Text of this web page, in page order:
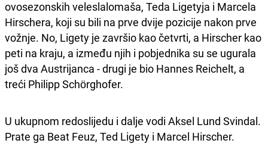
ovosezonskih veleslalomaša, Teda Ligetyja i Marcela
Hirschera, koji su bili na prve dvije pozicije nakon prve
vožnje. No, Ligety je završio kao četvrti, a Hirscher kao
peti na kraju, a između njih i pobjednika su se ugurala
još dva Austrijanca - drugi je bio Hannes Reichelt, a
treći Philipp Schörghofer.
U ukupnom redoslijedu i dalje vodi Aksel Lund Svindal.
Prate ga Beat Feuz, Ted Ligety i Marcel Hirscher.